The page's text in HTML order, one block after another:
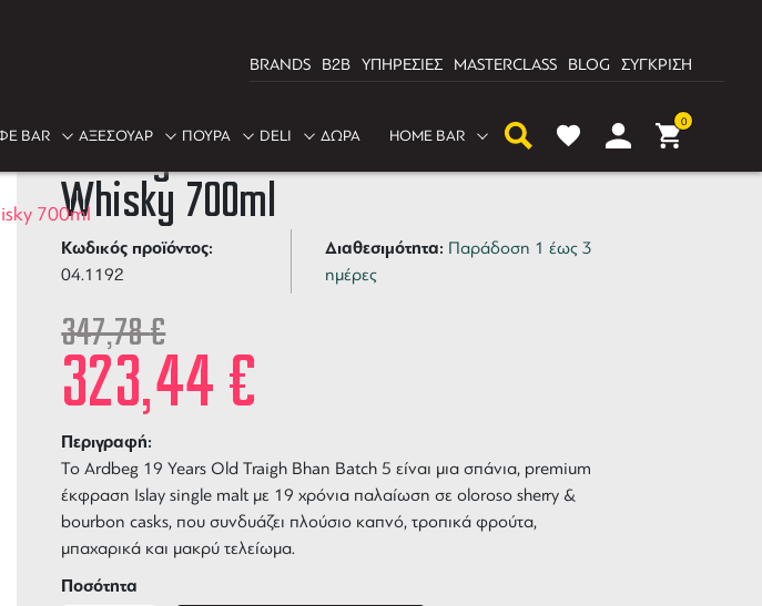
BRANDS B2B ΥΠΗΡΕΣΙΕΣ MASTERCLASS BLOG ΣΥΓΚΡΙΣΗ
BAR ΑΞΕΣΟΥΑΡ ΠΟΥΡΑ DELI ΔΩΡΑ HOME BAR
0
700ml
Ardbeg 19 Years Old Batch 5
Whisky 700ml
Κωδικός προϊόντος:
04.1192
Διαθεσιμότητα: Παράδοση 1 έως 3
ημέρες
347,78€
323,44€
Περιγραφή:
ΤοArdbeg 19 Years Old Traigh Bhan Batch 5 είναι μια σπάνια, premium
έκφραση Islay single malt με 19 χρόνια παλαίωση σε oloroso sherry &
bourbon casks, που συνδυάζει πλούσιο καπνό, τροπικά φρούτα,
μπαχαρικά και μακρύ τελείωμα.
Ποσότητα